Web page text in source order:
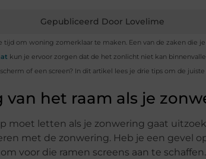
Gepubliceerd Door Lovelime
tijd om woning zomerklaar te maken. Een van de zaken die
kun je ervoor zorgen dat de het zonlicht niet kan
of een screen? In dit artikel lees je drie tips om de
van het raam als je
moet letten als je zonwering gaat
met de zonwering. Heb je een gevel
voor die ramen screens aan te